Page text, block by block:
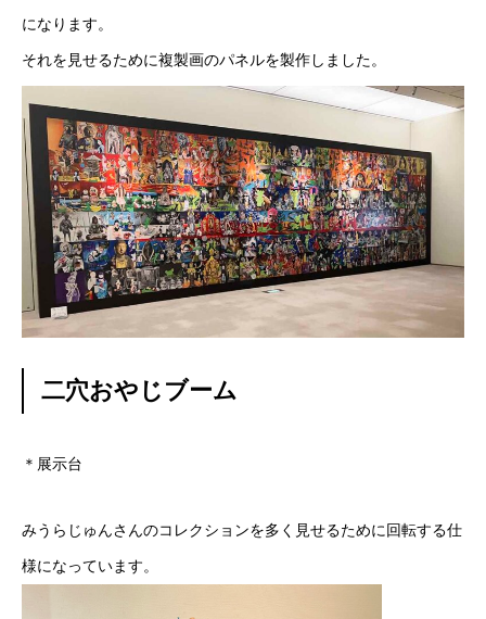
になります。
それを見せるために複製画のパネルを製作しました。
二穴おやじブーム
＊展示台
みうらじゅんさんのコレクションを多く見せるために回転する仕
様になっています。